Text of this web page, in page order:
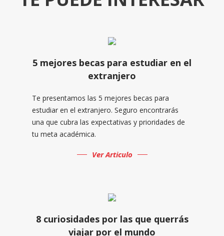
5 mejores becas para estudiar en el
extranjero
Te presentamos las 5 mejores becas para
estudiar en el extranjero. Seguro encontrarás
una que cubra las expectativas y prioridades de
tu meta académica.
Ver Articulo
8 curiosidades por las que querrás
viajar por el mundo